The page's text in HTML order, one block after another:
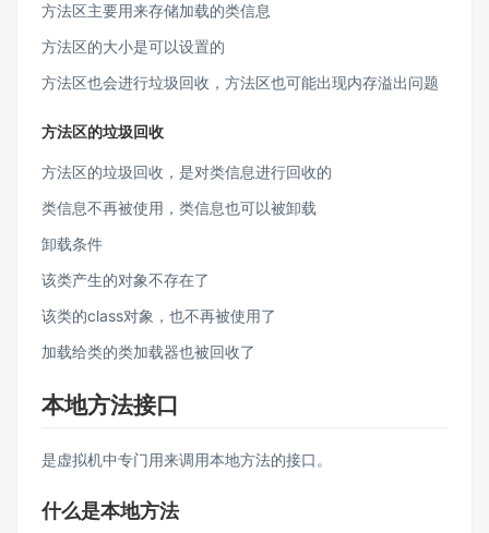
方法区主要用来存储加载的类信息
方法区的大小是可以设置的
方法区也会进行垃圾回收，方法区也可能出现内存溢出问题
方法区的垃圾回收
方法区的垃圾回收，是对类信息进行回收的
类信息不再被使用，类信息也可以被卸载
卸载条件
该类产生的对象不存在了
该类的class对象，也不再被使用了
加载给类的类加载器也被回收了
本地方法接口
是虚拟机中专门用来调用本地方法的接口。
什么是本地方法